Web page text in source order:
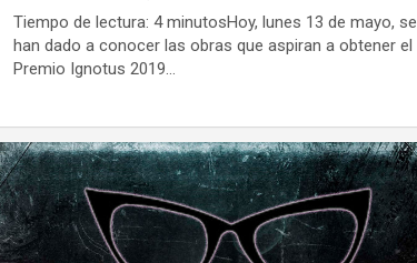
Tiempo de lectura: 4 minutosHoy, lunes 13 de mayo, se
han dado a conocer las obras que aspiran a obtener el
Premio Ignotus 2019…